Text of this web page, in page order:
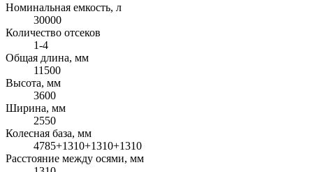
Номинальная емкость, л
30000
Количество отсеков
1-4
Общая длина, мм
11500
Высота, мм
3600
Ширина, мм
2550
Колесная база, мм
4785+1310+1310+1310
Расстояние между осями, мм